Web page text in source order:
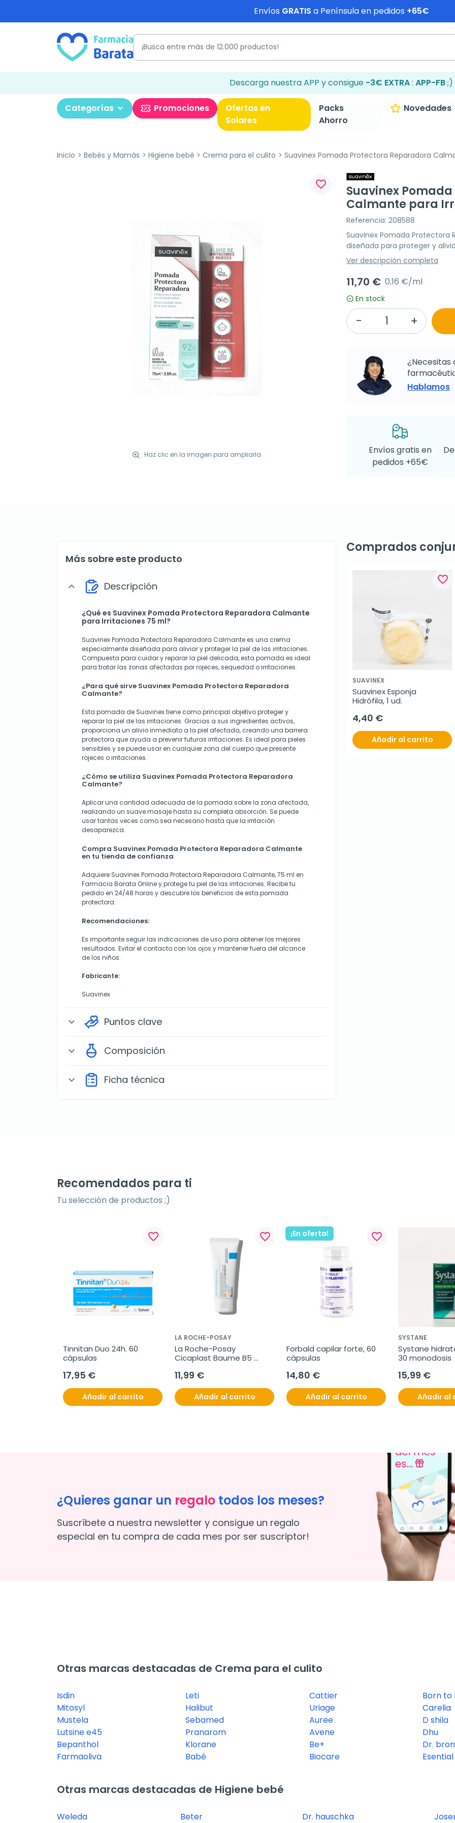
Envíos GRATIS a Península en pedidos +65€
Descarga nuestra APP y consigue -3€ EXTRA: APP-FB;)
Categorías Promociones
Ofertas en
Solares
Packs
Ahorro
Novedades
Inicio Bebés y Mamás Higiene bebé Crema para el culito Suavinex Pomada Protectora Reparadora
Haz clic en la imagen para ampliarla
favorite_border
Suavinex
Calmante para
Referencia: 208588
Suavinex Pomada Protectora
diseñada para proteger y
Ver descripción completa
11,70 € 0,16 €/ml
En stock
¿Necesitas
Hablamos
Envíos gratis en
pedidos +65€
Más sobre este producto
expand_more Descripción
¿Qué es Suavinex Pomada Protectora Reparadora Calmante
para Irritaciones 75 ml?
Suavinex Pomada Protectora Reparadora Calmante es una crema
especialmente diseñada para aliviar y proteger la piel de las irritaciones.
Compuesta para cuidar y reparar la piel delicada, esta pomada es ideal
para tratar las zonas afectadas por rojeces, sequedad o irritaciones.
¿Para qué sirve Suavinex Pomada Protectora Reparadora
Calmante?
Esta pomada de Suavinex tiene como principal objetivo proteger y
reparar la piel de las irritaciones. Gracias a sus ingredientes activos,
proporciona un alivio inmediato a la piel afectada, creando una barrera
protectora que ayuda a prevenir futuras irritaciones. Es ideal para pieles
sensibles y se puede usar en cualquier zona del cuerpo que presente
rojeces o irritaciones.
¿Cómo se utiliza Suavinex Pomada Protectora Reparadora
Calmante?
Aplicar una cantidad adecuada de la pomada sobre la zona afectada,
realizando un suave masaje hasta su completa absorción. Se puede
usar tantas veces como sea necesario hasta que la irritación
desaparezca.
Compra Suavinex Pomada Protectora Reparadora Calmante
en tu tienda de confianza
Adquiere Suavinex Pomada Protectora Reparadora Calmante, 75 ml en
Farmacia Barata Onliney protege tu piel de las irritaciones. Recibe tu
pedido en 24/48 horas y descubre los beneficios de esta pomada
protectora.
Recomendaciones:
Es importante seguir las indicaciones de uso para obtener los mejores
resultados. Evitar el contacto con los ojos y mantener fuera del alcance
de los niños.
Fabricante:
Suavinex
expand_more Puntos clave
expand_more Composición
expand_more Ficha técnica
Comprados
favorite_border
SUAVINEX
Suavinex Esponja
Hidrófila, 1 ud.
4,40 €
Añadir al carrito
Recomendados para ti
Tu selección de productos ;)
favorite_border
Tinnitan Duo 24h. 60
cápsulas
17,95 €
Añadir al carrito
favorite_border
LA ROCHE-POSAY
La Roche-Posay
Cicaplast Baume B5
11,99 €
Añadir al carrito
¡En oferta! favorite_border
Forbald capilar forte, 60
cápsulas
14,80 €
Añadir al carrito
SYSTANE
Systane
30 monodosis
15,99 €
Añadir al
¿Quieres ganar un regalo todos los meses?
Suscríbete a nuestra newsletter y consigue un regalo
especial en tu compra de cada mes por ser suscriptor!
Otras marcas destacadas de Crema para el culito
Isdin
Mitosyl
Mustela
Lutsine e45
Bepanthol
Farmaoliva
Leti
Halibut
Sebamed
Pranarom
Klorane
Babé
Cattier
Uriage
Auree
Avene
Be+
Biocare
Born to
Carelia
D shila
Dhu
Dr.
Otras marcas destacadas de Higiene bebé
Weleda
Beter
Dr. hauschka